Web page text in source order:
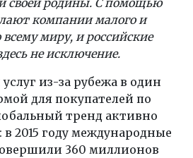
компании малого и
всему миру, и российские
не исключение.
из-за рубежа в один
для покупателей по
тренд активно
2015 году международные
360 миллионов